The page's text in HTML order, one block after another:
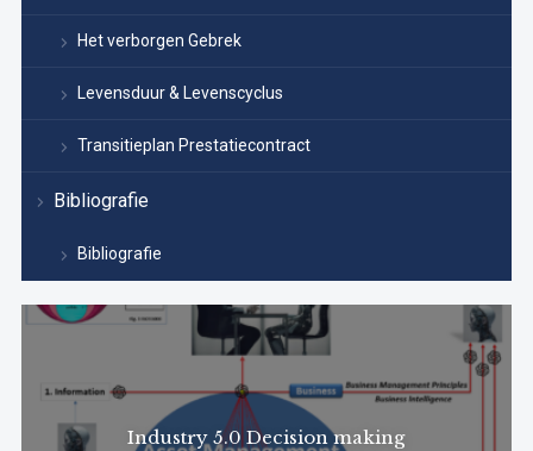
Het verborgen Gebrek
Levensduur & Levenscyclus
Transitieplan Prestatiecontract
Bibliografie
Bibliografie
Industry 5.0 Decision making